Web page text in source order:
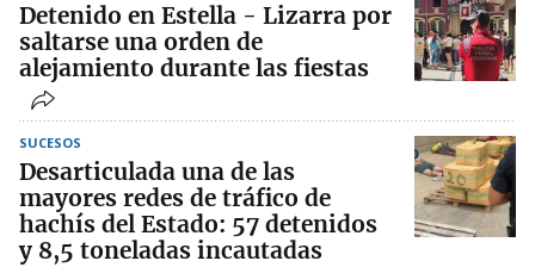
Detenido en Estella - Lizarra por
saltarse una orden de
alejamiento durante las fiestas
SUCESOS
Desarticulada una de las
mayores redes de tráfico de
hachís del Estado: 57 detenidos
y 8,5 toneladas incautadas